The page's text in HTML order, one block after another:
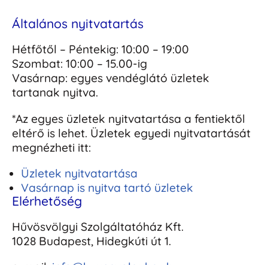
Általános nyitvatartás
Hétfőtől – Péntekig: 10:00 – 19:00
Szombat: 10:00 – 15.00-ig
Vasárnap: egyes vendéglátó üzletek
tartanak nyitva.
*Az egyes üzletek nyitvatartása a fentiektől
eltérő is lehet. Üzletek egyedi nyitvatartását
megnézheti itt:
Üzletek nyitvatartása
Vasárnap is nyitva tartó üzletek
Elérhetőség
Hűvösvölgyi Szolgáltatóház Kft.
1028 Budapest, Hidegkúti út 1.